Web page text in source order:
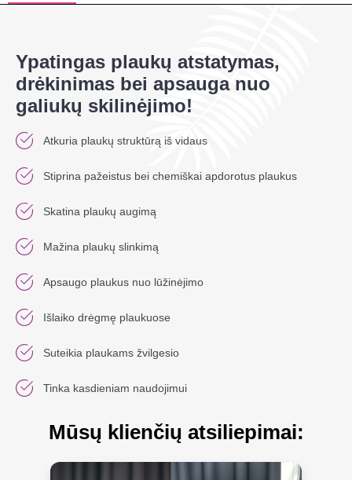
Ypatingas plaukų atstatymas,
drėkinimas bei apsauga nuo
galiukų skilinėjimo!
Atkuria plaukų struktūrą iš vidaus
Stiprina pažeistus bei chemiškai apdorotus plaukus
Skatina plaukų augimą
Mažina plaukų slinkimą
Apsaugo plaukus nuo lūžinėjimo
Išlaiko drėgmę plaukuose
Suteikia plaukams žvilgesio
Tinka kasdieniam naudojimui
Mūsų klienčių atsiliepimai: